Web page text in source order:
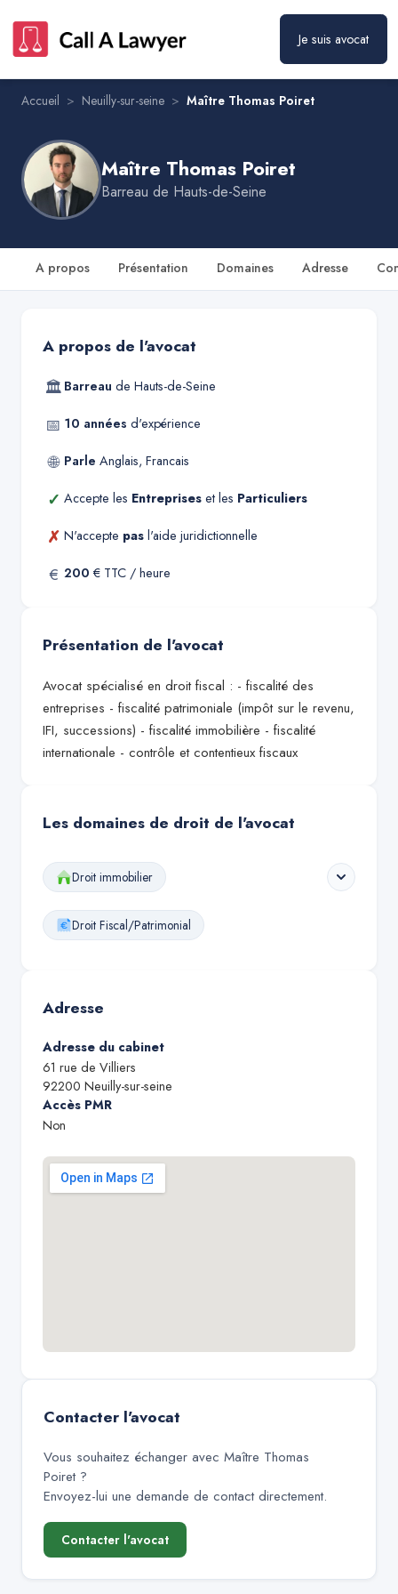
Je suis avocat
Maître Thomas Poiret
Accueil > Neuilly-sur-seine > Maître Thomas Poiret
Maître Thomas Poiret
Barreau de Hauts-de-Seine
A propos Présentation Domaines Adresse
A propos de l'avocat
🏛 Barreau de Hauts-de-Seine
📅 10 années d'expérience
🌐 Parle Anglais, Francais
✓ Accepte les Entreprises et les Particuliers
✗ N'accepte pas l'aide juridictionnelle
€ 200 € TTC / heure
Présentation de l'avocat
Avocat spécialisé en droit fiscal : - fiscalité des
entreprises - fiscalité patrimoniale (impôt sur le revenu,
IFI, successions) - fiscalité immobilière - fiscalité
internationale - contrôle et contentieux fiscaux
Les domaines de droit de l'avocat
Droit immobilier
Droit Fiscal/Patrimonial
Adresse
Adresse du cabinet
61 rue de Villiers
92200 Neuilly-sur-seine
Accès PMR
Non
Contacter l'avocat
Vous souhaitez échanger avec Maître Thomas
Poiret?
Envoyez-lui une demande de contact directement.
Contacter l'avocat